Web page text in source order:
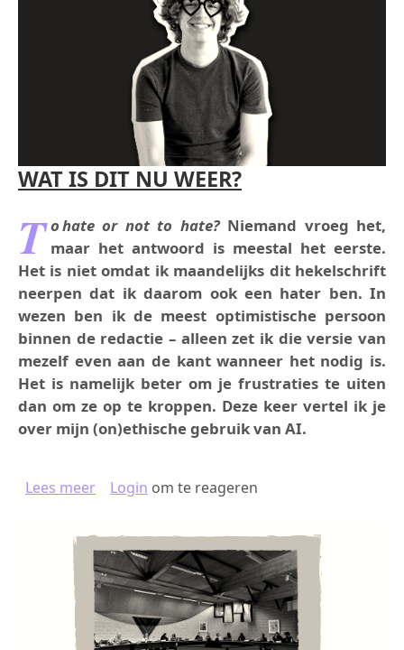
WAT IS DIT NU WEER?
T o hate or not to hate? Niemand vroeg het,
maar het antwoord is meestal het eerste.
Het is niet omdat ik maandelijks dit hekelschrift
neerpen dat ik daarom ook een hater ben. In
wezen ben ik de meest optimistische persoon
binnen de redactie – alleen zet ik die versie van
mezelf even aan de kant wanneer het nodig is.
Het is namelijk beter om je frustraties te uiten
dan om ze op te kroppen. Deze keer vertel ik je
over mijn (on)ethische gebruik van AI.
Lees meerover WAT IS DIT NU WEER?
Login om te reageren